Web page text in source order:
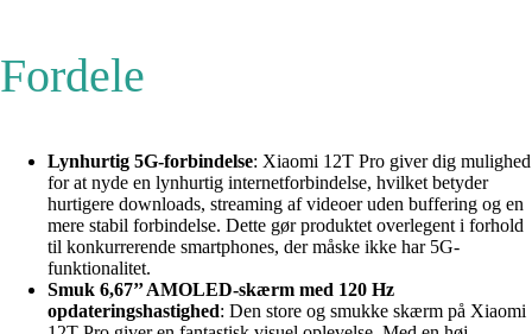
Fordele
Lynhurtig 5G-forbindelse: Xiaomi 12T Pro giver dig mulighed
for at nyde en lynhurtig internetforbindelse, hvilket betyder
hurtigere downloads, streaming af videoer uden buffering og en
mere stabil forbindelse. Dette gør produktet overlegent i forhold
til konkurrerende smartphones, der måske ikke har 5G-
funktionalitet.
Smuk 6,67’’ AMOLED-skærm med 120 Hz
opdateringshastighed: Den store og smukke skærm på Xiaomi